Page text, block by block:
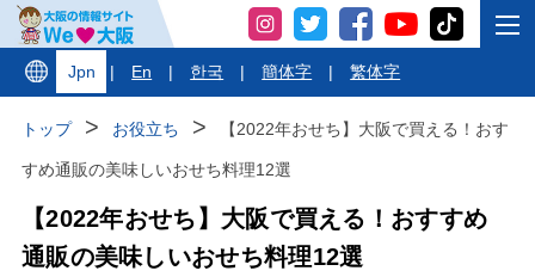
Jpn | En | 한국 | 簡体字 | 繁体字
トップ お役立ち 【2022年おせち】大阪で買える！おす
すめ通販の美味しいおせち料理12選
【2022年おせち】大阪で買える！おすすめ
通販の美味しいおせち料理12選